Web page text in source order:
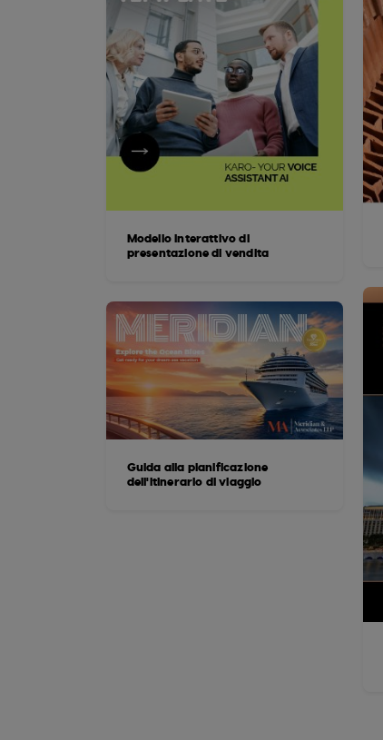
Modello interattivo di
presentazione di vendita
Guida alla pianificazione
dell'itinerario di viaggio